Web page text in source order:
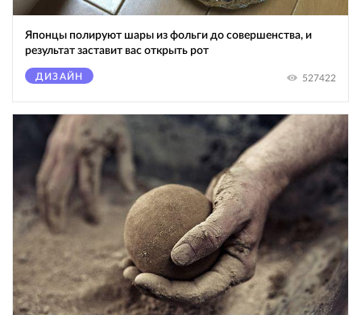
Японцы полируют шары из фольги до совершенства, и
результат заставит вас открыть рот
ДИЗАЙН 527422